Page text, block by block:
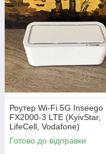
Роутер Wi-Fi 5G Inseego
FX2000-3 LTE (KyivStar,
LifeCell, Vodafone)
Готово до відправки